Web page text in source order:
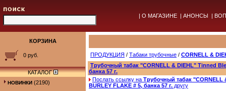
| О МАГАЗИНЕ | АНОНСЫ |
КОРЗИНА
0 руб.
КАТАЛОГ
НОВИНКИ (2190)
ПРОДУКЦИЯ / Табаки трубочные / CORNELL &
Трубочный табак "CORNELL & DIEHL" Tinned
банка 57 г.
Послать ссылку на Трубочный табак "CORNELL
BURLEY FLAKE # 5, банка 57 г. другу